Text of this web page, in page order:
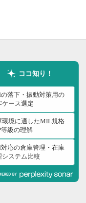
ココ知り！
の落下・振動対策用の
ケース選定
環境に適したMIL規格
等級の理解
対応の倉庫管理・在庫
システム比較